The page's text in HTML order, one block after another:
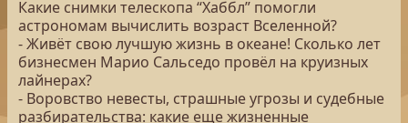
Какие снимки телескопа “Хаббл” помогли
астрономам вычислить возраст Вселенной?
- Живёт свою лучшую жизнь в океане! Сколько лет
бизнесмен Марио Сальседо провёл на круизных
лайнерах?
- Воровство невесты, страшные угрозы и судебные
разбирательства: какие еще жизненные